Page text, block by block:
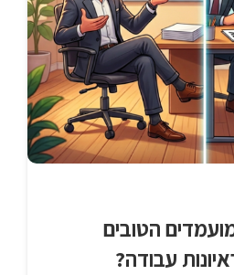
הטובים
עבודה?